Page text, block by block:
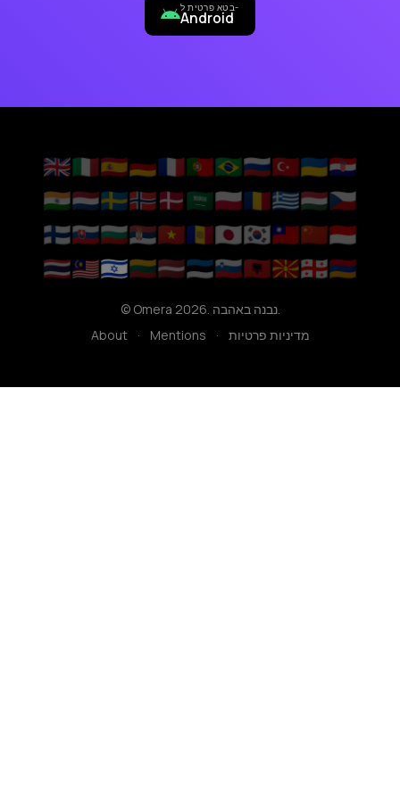
בטא פרטית ל-
Android
🇬🇧🇮🇹🇪🇸🇩🇪🇫🇷🇵🇹🇧🇷🇷🇺🇹🇷🇺🇦🇭🇷
🇮🇳🇳🇱🇸🇪🇳🇴🇩🇰🇸🇦🇵🇱🇷🇴🇬🇷🇭🇺🇨🇿
🇫🇮🇸🇰🇧🇬🇷🇸🇻🇳🇦🇩🇯🇵🇰🇷🇹🇼🇨🇳🇮🇩
🇹🇭🇲🇾🇮🇱🇱🇹🇱🇻🇪🇪🇸🇮🇦🇱🇲🇰🇬🇪🇦🇲
© Omera 2026. נבנה באהבה.
About
· Mentions · מדיניות פרטיות